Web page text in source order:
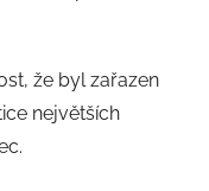
že byl zařazen
největších